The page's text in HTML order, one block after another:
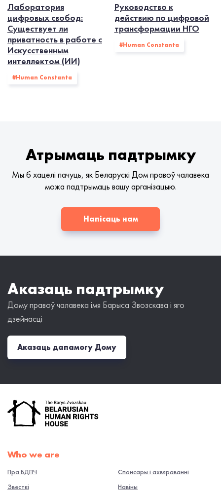
Лаборатория
цифровых свобод:
Существует ли
приватность в работе с
Искусственным
интеллектом (ИИ)
#Human Constanta
Руководство к
действию по цифровой
трансформации НГО
#Human Constanta
Атрымаць падтрымку
Мы б хацелі пачуць, як Беларускі Дом правоў чалавека
можа падтрымаць вашу арганізацыю.
Напісаць нам
Аказаць падтрымку
Дому правоў чалавека імя Барыса Звозскава і яго
дзейнасці
Аказаць дапамогу Дому
Who we are
Пра БДПЧ
Звесткі
Спонсары і ахвяраванні
Навiны